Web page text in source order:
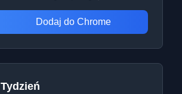
Dodaj do Chrome
Tydzień